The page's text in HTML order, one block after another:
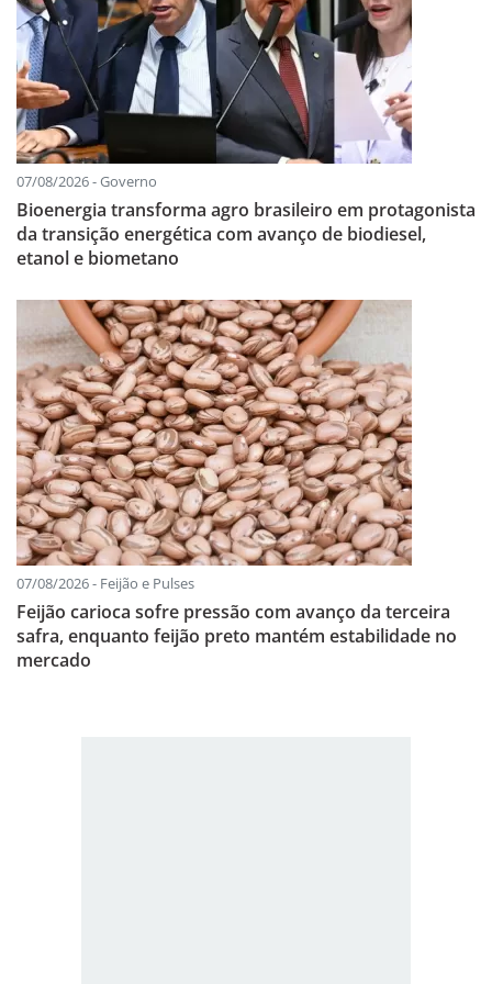
07/08/2026 - Governo
Bioenergia transforma agro brasileiro em protagonista
da transição energética com avanço de biodiesel,
etanol e biometano
07/08/2026 - Feijão e Pulses
Feijão carioca sofre pressão com avanço da terceira
safra, enquanto feijão preto mantém estabilidade no
mercado